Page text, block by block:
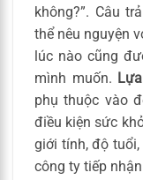
không?”. Câu
thể nêu nguyện
lúc nào cũng
mình muốn.
phụ thuộc vào
điều kiện sức
giới tính, độ
công ty tiếp